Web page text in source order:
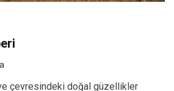
çevresindeki doğal güzellikler